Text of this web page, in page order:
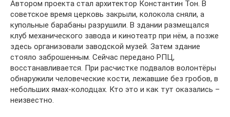
Автором проекта стал архитектор Константин Тон. В
советское время церковь закрыли, колокола сняли, а
купольные барабаны разрушили. В здании размещался
клуб механического завода и кинотеатр при нём, а позже
здесь организовали заводской музей. Затем здание
стояло заброшенным. Сейчас передано РПЦ,
восстанавливается. При расчистке подвалов волонтёры
обнаружили человеческие кости, лежавшие без гробов, в
небольших ямах-колодцах. Кто это и как тут оказались –
неизвестно.